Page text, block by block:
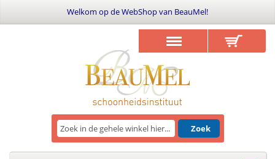
Welkom op de WebShop van BeauMel!
Zoek